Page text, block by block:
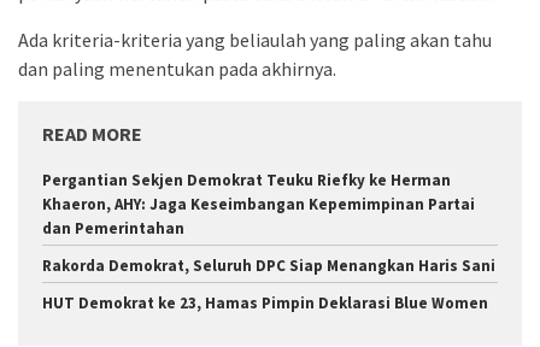
Ada kriteria-kriteria yang beliaulah yang paling akan tahu
dan paling menentukan pada akhirnya.
READ MORE
Pergantian Sekjen Demokrat Teuku Riefky ke Herman
Khaeron, AHY: Jaga Keseimbangan Kepemimpinan Partai
dan Pemerintahan
Rakorda Demokrat, Seluruh DPC Siap Menangkan Haris Sani
HUT Demokrat ke 23, Hamas Pimpin Deklarasi Blue Women